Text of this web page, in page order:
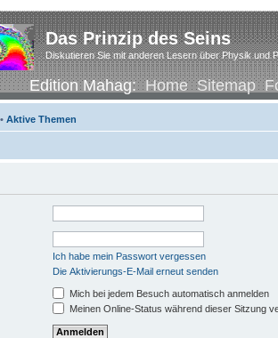
Das Prinzip des Seins
Diskutieren Sie mit anderen Lesern über Physik und
Edition Mahag:Home Sitemap
• Aktive Themen
Ich habe mein Passwort vergessen
Die Aktivierungs-E-Mail erneut senden
Mich bei jedem Besuch automatisch anmelden
Meinen Online-Status während dieser Sitzung